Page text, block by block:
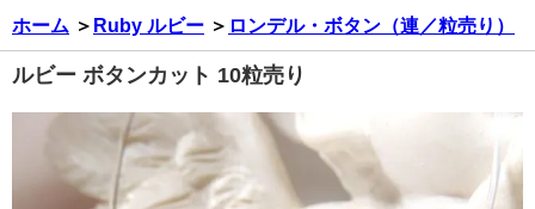
ホーム ＞ Ruby ルビー ＞ ロンデル・ボタン（連／粒売り）
ルビー ボタンカット 10粒売り